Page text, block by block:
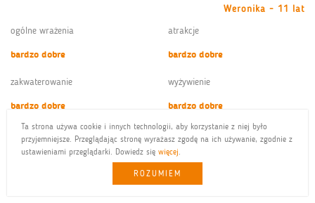
Ta strona używa cookie i innych technologii, aby korzystanie z niej było
przyjemniejsze. Przeglądając stronę wyrażasz zgodę na ich używanie, zgodnie z
ustawieniami przeglądarki. Dowiedz się więcej.
ROZUMIEM
Weronika - 11 lat
ogólne wrażenia
bardzo dobre
atrakcje
bardzo dobre
zakwaterowanie
bardzo dobre
wyżywienie
bardzo dobre
skan opinii